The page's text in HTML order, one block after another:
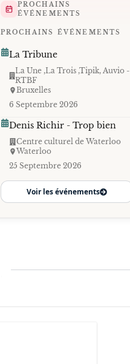
PROCHAINS
ÉVÉNEMENTS
PROCHAINS ÉVÉNEMENTS
La Tribune
La Une ,La Trois ,Tipik, Auvio -
RTBF
Bruxelles
6 Septembre 2026
Denis Richir - Trop bien
Centre culturel de Waterloo
Waterloo
25 Septembre 2026
Voir les événements